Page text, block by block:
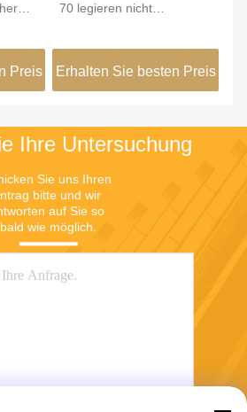
Preis
70 legieren nicht
getempert
Erhalten Sie besten Preis
Ihre Untersuchung
Sie uns Ihren
bitte und wir
auf Sie so
bald wie möglich.